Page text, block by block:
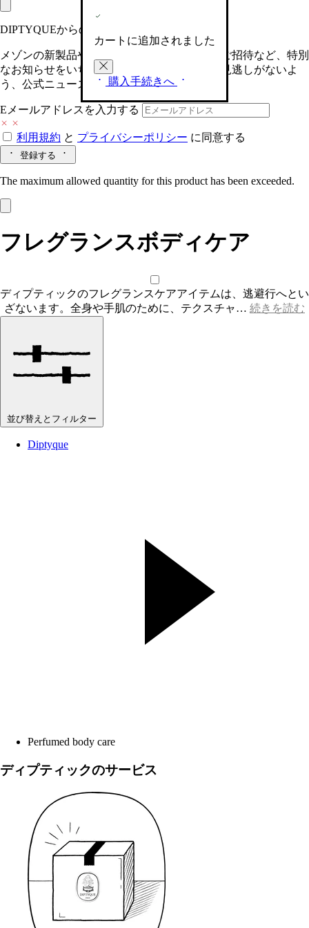
カートに追加されました
購入手続きへ
DIPTYQUEからの最新情報をお届けします
メゾンの新製品や、限定イベントへの特別なご招待など、特別
なお知らせをいち早くお届けいたします。お見逃しがないよ
う、公式ニュースレターにご登録ください。
Eメールアドレスを入力する
利用規約 と プライバシーポリシー に同意する
登録する
The maximum allowed quantity for this product has been exceeded.
フレグランスボディケア
ディプティックのフレグランスケアアイテムは、逃避行へとい
ざないます。全身や手肌のために、テクスチャ… 続きを読む
並び替えとフィルター
Diptyque
Perfumed body care
ディプティックのサービス